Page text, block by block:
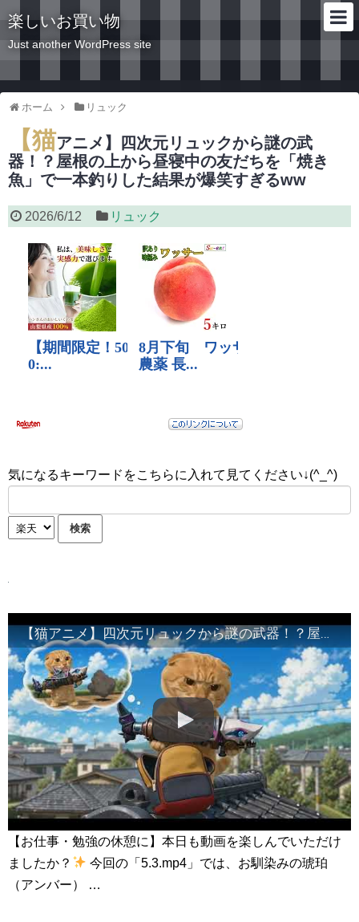
楽しいお買い物
Just another WordPress site
ホーム リュック
【猫アニメ】四次元リュックから謎の武
器！？屋根の上から昼寝中の友だちを「焼き
魚」で一本釣りした結果が爆笑すぎるww
2026/6/12 リュック
気になるキーワードをこちらに入れて見てください↓(^_^)
【猫アニメ】四次元リュックから謎の武器！？屋根の上から昼寝中の友だちを「焼き魚」で一本釣りした結果が爆笑すぎるww
【お仕事・勉強の休憩に】本日も動画を楽しんでいただけ
ましたか？
今回の「5.3.mp4」では、お馴染みの琥珀
（アンバー） …